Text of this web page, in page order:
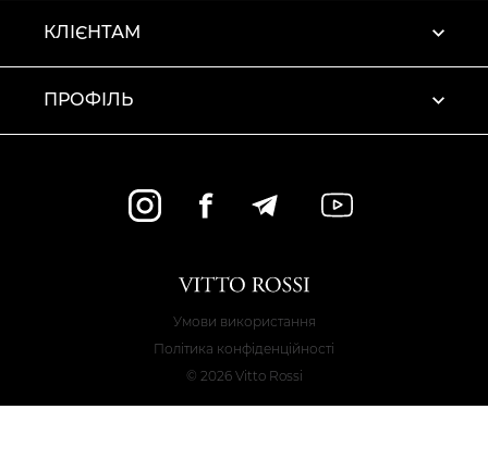
КЛІЄНТАМ
ПРОФІЛЬ
Умови використання
Політика конфіденційності
© 2026 Vitto Rossi